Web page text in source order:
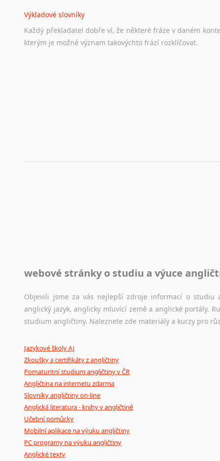
Hledáte-li
práci
stejná obecná pravidla, jako pro český životopis. Tak dost
Výkladové slovníky
Každý překladatel dobře ví, že některé fráze v daném
kterým je možné význam takovýchto frází rozklíčovat.
Jazykový korpus je elektronický soubor autentických
původního zdroje textu.
Ostatní pomůcky pro překladatele
poradny a pravidla
webové stránky o studiu a výuce
Objevili jsme za vás nejlepší zdroje informací o studiu
anglický jazyk, anglicky mluvící země a anglické portály.
studium angličtiny. Naleznete zde materiály a kurzy pro
Jazykové školy AJ
Zkoušky a certifikáty z angličtiny
Pomaturitní studium angličtiny v ČR
Angličtina na internetu zdarma
Slovníky angličtiny on-line
Anglická literatura - knihy v angličtině
Učební pomůcky
Mobilní aplikace na výuku angličtiny
PC programy na výuku angličtiny
Anglické texty